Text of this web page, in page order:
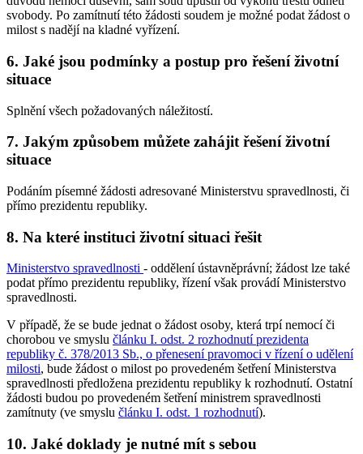
svobody. Po zamítnutí této žádosti soudem je možné podat žádost o
milost s nadějí na kladné vyřízení.
6. Jaké jsou podmínky a postup pro řešení životní
situace
Splnění všech požadovaných náležitostí.
7. Jakým způsobem můžete zahájit řešení životní
situace
Podáním písemné žádosti adresované Ministerstvu spravedlnosti, či
přímo prezidentu republiky.
8. Na které instituci životní situaci řešit
Ministerstvo spravedlnosti - oddělení ústavněprávní; žádost lze také
podat přímo prezidentu republiky, řízení však provádí Ministerstvo
spravedlnosti.
V případě, že se bude jednat o žádost osoby, která trpí nemocí či
chorobou ve smyslu článku I. odst. 2 rozhodnutí prezidenta
republiky č. 378/2013 Sb., o přenesení pravomoci v řízení o udělení
milosti, bude žádost o milost po provedeném šetření Ministerstva
spravedlnosti předložena prezidentu republiky k rozhodnutí. Ostatní
žádosti budou po provedeném šetření ministrem spravedlnosti
zamítnuty (ve smyslu článku I. odst. 1 rozhodnutí).
10. Jaké doklady je nutné mít s sebou